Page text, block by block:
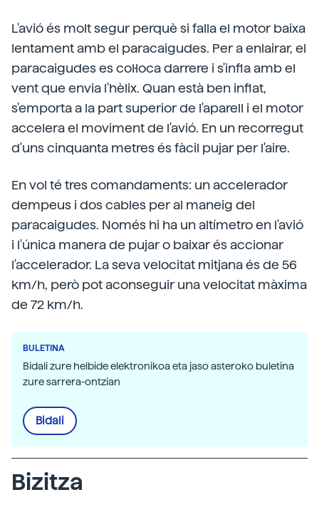
L'avió és molt segur perquè si falla el motor baixa
lentament amb el paracaigudes. Per a enlairar, el
paracaigudes es col·loca darrere i s'infla amb el
vent que envia l'hèlix. Quan està ben inflat,
s'emporta a la part superior de l'aparell i el motor
accelera el moviment de l'avió. En un recorregut
d'uns cinquanta metres és fàcil pujar per l'aire.
En vol té tres comandaments: un accelerador
dempeus i dos cables per al maneig del
paracaigudes. Només hi ha un altímetro en l'avió
i l'única manera de pujar o baixar és accionar
l'accelerador. La seva velocitat mitjana és de 56
km/h, però pot aconseguir una velocitat màxima
de 72 km/h.
BULETINA
Bidali zure helbide elektronikoa eta jaso asteroko buletina
zure sarrera-ontzian
Bidali
Bizitza